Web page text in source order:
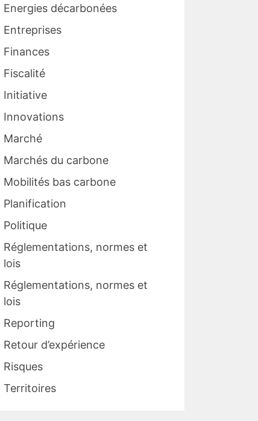
Energies décarbonées
Entreprises
Finances
Fiscalité
Initiative
Innovations
Marché
Marchés du carbone
Mobilités bas carbone
Planification
Politique
Réglementations, normes et
lois
Réglementations, normes et
lois
Reporting
Retour d’expérience
Risques
Territoires